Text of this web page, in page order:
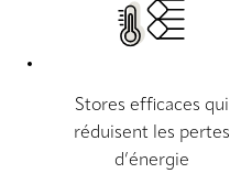
Stores efficaces qui
réduisent les pertes
d’énergie